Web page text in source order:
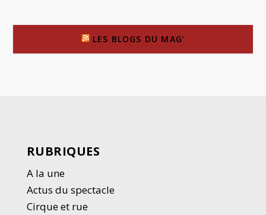
LES BLOGS DU MAG’
RUBRIQUES
A la une
Actus du spectacle
Cirque et rue